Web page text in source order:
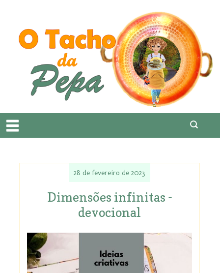
28 de fevereiro de 2023
Dimensões infinitas -
devocional